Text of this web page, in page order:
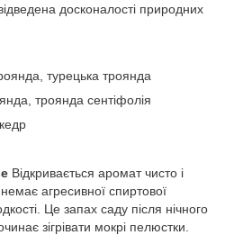
досконалості природних
турецька троянда
троянда сентіфолія
Відкривається аромат чисто і
агресивної спиртової
Це запах саду після нічного
зігрівати мокрі пелюстки.